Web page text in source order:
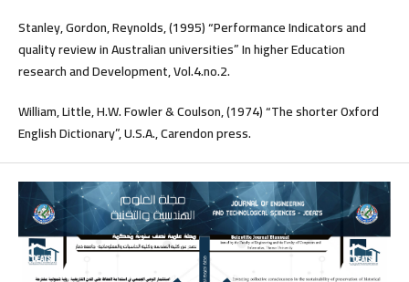
Stanley, Gordon, Reynolds, (1995) “Performance Indicators and
quality review in Australian universities” In higher Education
research and Development, Vol.4.no.2.
William, Little, H.W. Fowler & Coulson, (1974) “The shorter Oxford
English Dictionary”, U.S.A., Carendon press.